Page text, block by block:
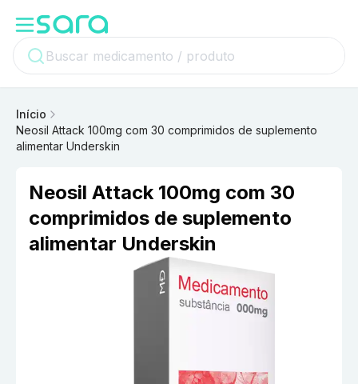
Início
Neosil Attack 100mg com 30 comprimidos de suplemento
alimentar Underskin
Neosil Attack 100mg com 30
comprimidos de suplemento
alimentar Underskin